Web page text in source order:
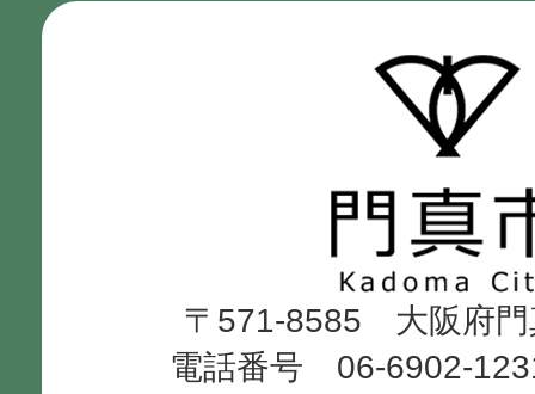
市
Kadoma
City
〒571-8585 大阪府門
電話番号 06-6902-